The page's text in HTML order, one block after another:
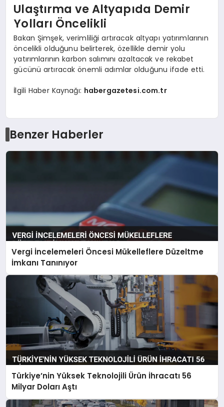
Ulaştırma ve Altyapıda Demir
Yolları Öncelikli
Bakan Şimşek, verimliliği artıracak altyapı yatırımlarının
öncelikli olduğunu belirterek, özellikle demir yolu
yatırımlarının karbon salımını azaltacak ve rekabet
gücünü artıracak önemli adımlar olduğunu ifade etti.
İlgili Haber Kaynağı: habergazetesi.com.tr
Benzer Haberler
Vergi İncelemeleri Öncesi Mükelleflere Düzeltme
İmkanı Tanınıyor
Türkiye’nin Yüksek Teknolojili Ürün İhracatı 56
Milyar Doları Aştı